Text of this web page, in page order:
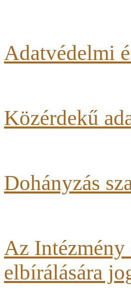
Adatvédelmi
Közérdekű
Dohányzás
Az Intézmény
elbírálására